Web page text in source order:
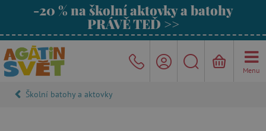
-20 % na školní aktovky a batohy
PRÁVĚ TEĎ >>
Menu
Školní batohy a aktovky